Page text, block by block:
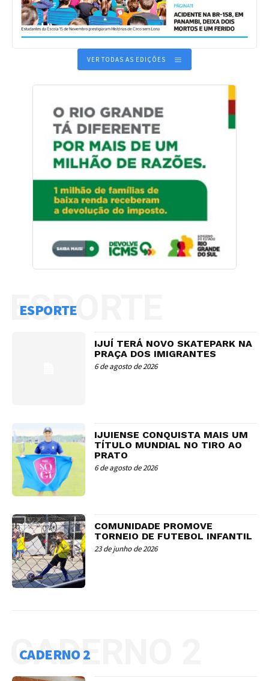
VER TODAS AS EDIÇÕES
ESPORTE
ESPORTE
IJUÍ TERÁ NOVO SKATEPARK NA
PRAÇA DOS IMIGRANTES
6 de agosto de 2026
IJUIENSE CONQUISTA MAIS UM
TÍTULO MUNDIAL NO TIRO AO
PRATO
6 de agosto de 2026
COMUNIDADE PROMOVE
TORNEIO DE FUTEBOL INFANTIL
23 de junho de 2026
CADERNO 2
CADERNO 2